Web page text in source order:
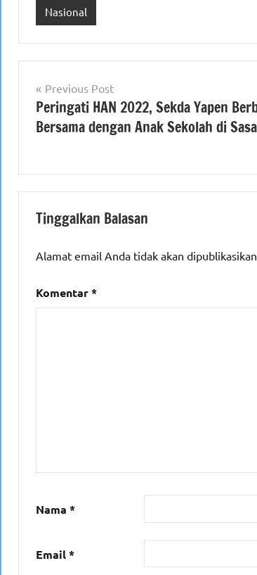
Nasional
Navigasi
pos
Previous Post
Peringati HAN 2022, Sekda Yapen
Bersama dengan Anak Sekolah di
Tinggalkan Balasan
Alamat email Anda tidak akan
Komentar*
Nama *
Email*